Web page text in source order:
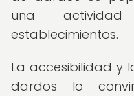
una
establecimientos.
La accesibilidad y
dardos lo